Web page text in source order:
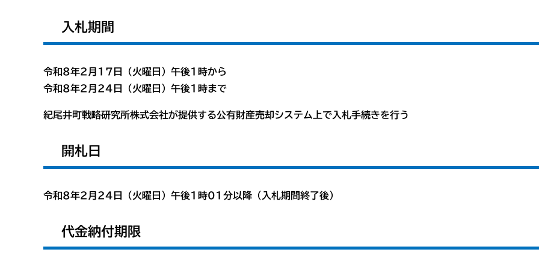
入札期間
令和8年2月17日（火曜日）午後1時から
令和8年2月24日（火曜日）午後1時まで
紀尾井町戦略研究所株式会社が提供する公有財産売却システム上で入札手続きを行う
開札日
令和8年2月24日（火曜日）午後1時01分以降（入札期間終了後）
代金納付期限